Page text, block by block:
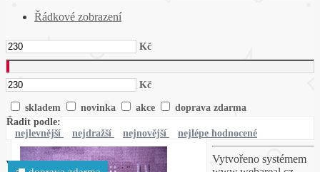
Řádkové zobrazení
Kč
Kč
skladem novinka akce
doprava zdarma
Řadit podle:
nejlevnější
nejdražší nejnovější nejlépe hodnocené
Vytvořeno systémem
Vytvořeno systémem www.webareal.cz